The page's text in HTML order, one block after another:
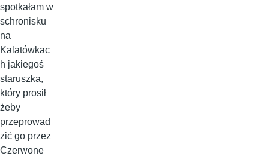
spotkałam w
schronisku
na
Kalatówkac
h jakiegoś
staruszka,
który prosił
żeby
przeprowad
zić go przez
Czerwone